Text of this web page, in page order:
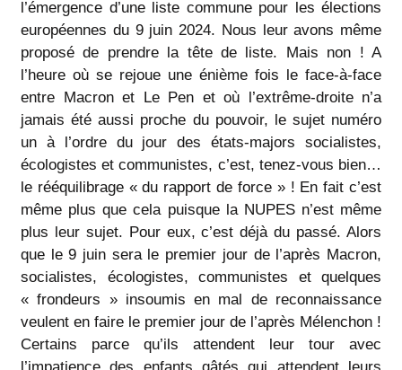
l’émergence d’une liste commune pour les élections
européennes du 9 juin 2024. Nous leur avons même
proposé de prendre la tête de liste. Mais non ! A
l’heure où se rejoue une énième fois le face-à-face
entre Macron et Le Pen et où l’extrême-droite n’a
jamais été aussi proche du pouvoir, le sujet numéro
un à l’ordre du jour des états-majors socialistes,
écologistes et communistes, c’est, tenez-vous bien…
le rééquilibrage « du rapport de force » ! En fait c’est
même plus que cela puisque la NUPES n’est même
plus leur sujet. Pour eux, c’est déjà du passé. Alors
que le 9 juin sera le premier jour de l’après Macron,
socialistes, écologistes, communistes et quelques
« frondeurs » insoumis en mal de reconnaissance
veulent en faire le premier jour de l’après Mélenchon !
Certains parce qu’ils attendent leur tour avec
l’impatience des enfants gâtés qui attendent leurs